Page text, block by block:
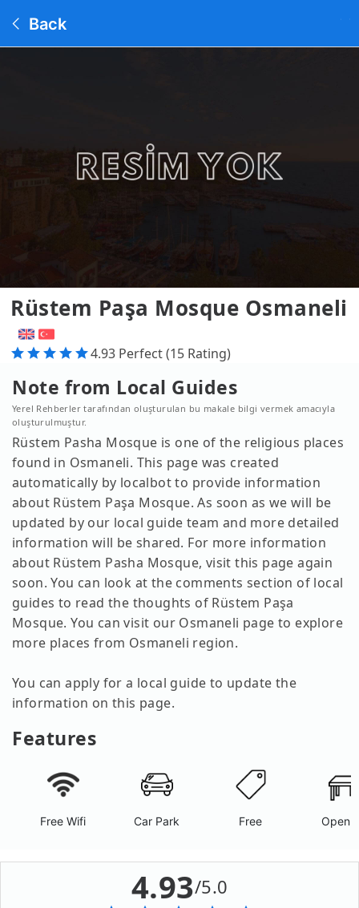
Back
Rüstem Paşa Mosque Osmaneli
4.93 Perfect (15 Rating)
Note from Local Guides
Yerel Rehberler tarafından oluşturulan bu makale bilgi vermek amacıyla
oluşturulmuştur.
Rüstem Pasha Mosque is one of the religious places
found in Osmaneli. This page was created
automatically by localbot to provide information
about Rüstem Paşa Mosque. As soon as we will be
updated by our local guide team and more detailed
information will be shared. For more information
about Rüstem Pasha Mosque, visit this page again
soon. You can look at the comments section of local
guides to read the thoughts of Rüstem Paşa
Mosque. You can visit our Osmaneli page to explore
more places from Osmaneli region.
You can apply for a local guide to update the
information on this page.
Features
Free Wifi Car Park Free Open
4.93/5.0